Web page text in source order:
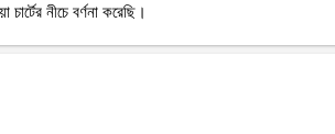
নীচে বর্ণনা করেছি।